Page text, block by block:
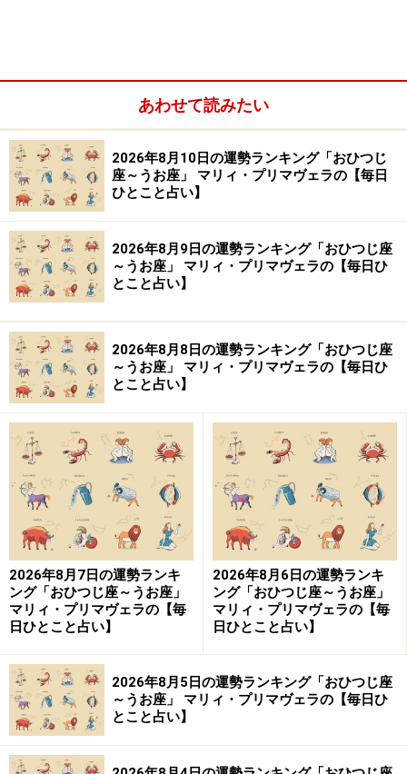
【編集部おすすめの購入サイト】
Amazonで占い関連の商品をチェック！
楽天市場で占い関連の商品をチェック！
あわせて読みたい
2026年8月10日の運勢ランキング「おひつじ
座～うお座」 マリィ・プリマヴェラの【毎日
ひとこと占い】
2026年8月9日の運勢ランキング「おひつじ座
～うお座」 マリィ・プリマヴェラの【毎日ひ
とこと占い】
2026年8月8日の運勢ランキング「おひつじ座
～うお座」 マリィ・プリマヴェラの【毎日ひ
とこと占い】
2026年8月7日の運勢ランキ
ング「おひつじ座～うお座」
マリィ・プリマヴェラの【毎
日ひとこと占い】
2026年8月6日の運勢ランキ
ング「おひつじ座～うお座」
マリィ・プリマヴェラの【毎
日ひとこと占い】
2026年8月5日の運勢ランキング「おひつじ座
～うお座」 マリィ・プリマヴェラの【毎日ひ
とこと占い】